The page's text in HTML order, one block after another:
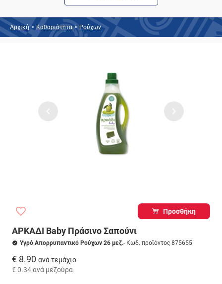
Αρχική > Καθαριότητα > Ρούχων
Προσθήκη
ΑΡΚΑΔΙ Baby Πράσινο Σαπούνι
Υγρό Απορρυπαντικό Ρούχων 26 μεζ.- Κωδ. προϊόντος 875655
€ 8.90 ανά τεμάχιο
€ 0.34ανά μεζούρα